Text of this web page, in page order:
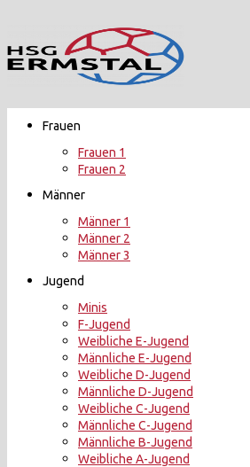
Inhalt
Frauen
Frauen 1
Frauen 2
Männer
Männer 1
Männer 2
Männer 3
Jugend
Minis
F-Jugend
Weibliche E-Jugend
Männliche E-Jugend
Weibliche D-Jugend
Männliche D-Jugend
Weibliche C-Jugend
Männliche C-Jugend
Männliche B-Jugend
Weibliche A-Jugend